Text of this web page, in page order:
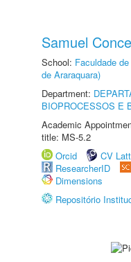
Samuel
School: Faculdade
de Araraquara)
Department:
BIOPROCESSOS E
Academic
title: MS-5.2
Orcid
CV
ResearcherID
Dimensions
Repositório